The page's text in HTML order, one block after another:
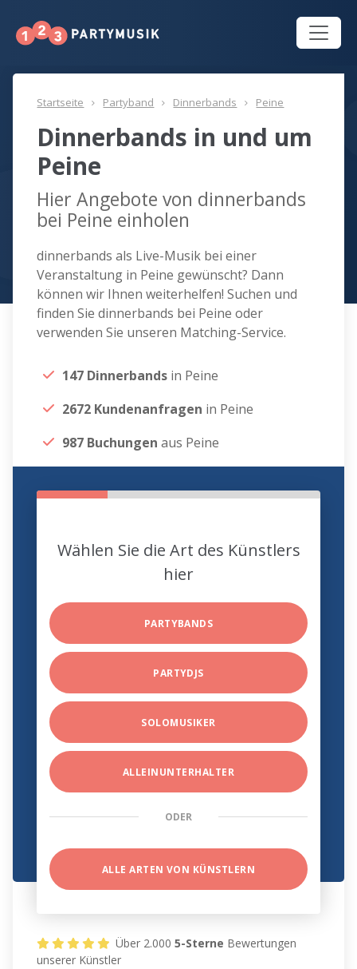
Startseite Partyband Dinnerbands Peine
Dinnerbands in und um
Peine
Hier Angebote von dinnerbands
bei Peine einholen
dinnerbands als Live-Musik bei einer
Veranstaltung in Peine gewünscht? Dann
können wir Ihnen weiterhelfen! Suchen und
finden Sie dinnerbands bei Peine oder
verwenden Sie unseren Matching-Service.
147 Dinnerbands in Peine
2672 Kundenanfragen in Peine
987 Buchungen aus Peine
Wählen Sie die Art des Künstlers
hier
PARTYBANDS
PARTYDJS
SOLOMUSIKER
ALLEINUNTERHALTER
ODER
ALLE ARTEN VON KÜNSTLERN
Über 2.0005-Sterne Bewertungen
unserer Künstler